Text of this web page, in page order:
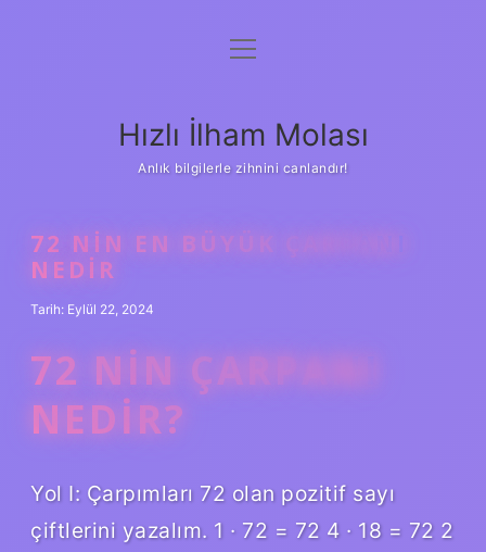
Anasayfa
Yasal Uyarı
menüyü
Hızlı İlham Molası
Anlık bilgilerle zihnini canlandır!
72 NIN EN BÜYÜK ÇARPANI
NEDIR
Tarih: Eylül 22, 2024
72 NIN ÇARPANI
NEDIR?
Yol I: Çarpımları 72 olan pozitif sayı
çiftlerini yazalım. 1 · 72 = 72 4 · 18 = 72 2